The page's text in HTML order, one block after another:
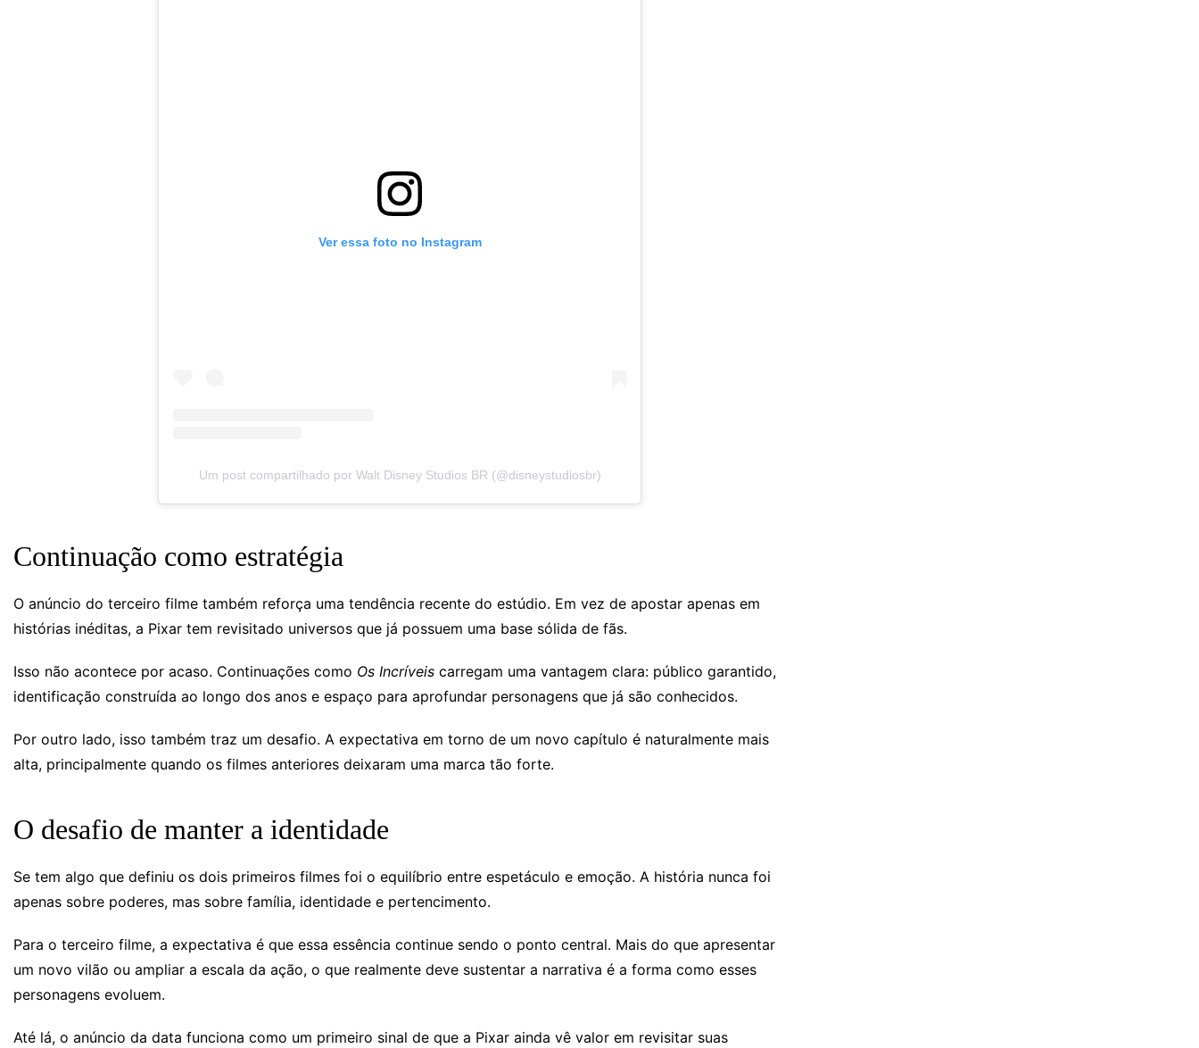
Ver essa foto no Instagram
Um post compartilhado por Walt Disney Studios BR (@disneystudiosbr)
Continuação como estratégia
O anúncio do terceiro filme também reforça uma tendência recente do estúdio. Em vez de apostar apenas em
histórias inéditas, a Pixar tem revisitado universos que já possuem uma base sólida de fãs.
Isso não acontece por acaso. Continuações como Os Incríveis carregam uma vantagem clara: público garantido,
identificação construída ao longo dos anos e espaço para aprofundar personagens que já são conhecidos.
Por outro lado, isso também traz um desafio. A expectativa em torno de um novo capítulo é naturalmente mais
alta, principalmente quando os filmes anteriores deixaram uma marca tão forte.
O desafio de manter a identidade
Se tem algo que definiu os dois primeiros filmes foi o equilíbrio entre espetáculo e emoção. A história nunca foi
apenas sobre poderes, mas sobre família, identidade e pertencimento.
Para o terceiro filme, a expectativa é que essa essência continue sendo o ponto central. Mais do que apresentar
um novo vilão ou ampliar a escala da ação, o que realmente deve sustentar a narrativa é a forma como esses
personagens evoluem.
Até lá, o anúncio da data funciona como um primeiro sinal de que a Pixar ainda vê valor em revisitar suas